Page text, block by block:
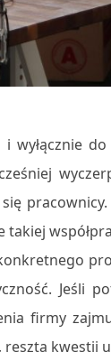
pracownicy.
Jeśli
firmy
kwestii